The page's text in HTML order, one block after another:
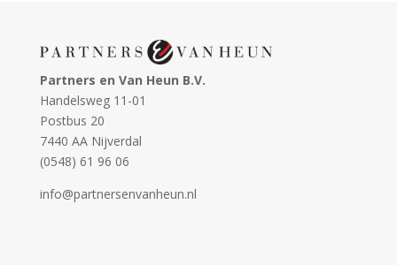
Partners en Van Heun B.V.
Handelsweg 11-01
Postbus 20
7440 AA Nijverdal
(0548) 61 96 06
info@partnersenvanheun.nl